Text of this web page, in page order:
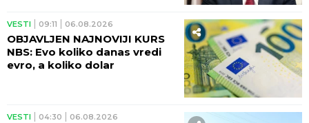
VESTI 09:11 06.08.2026
OBJAVLJEN NAJNOVIJI KURS
NBS: Evo koliko danas vredi
evro, a koliko dolar
VESTI 04:30 06.08.2026